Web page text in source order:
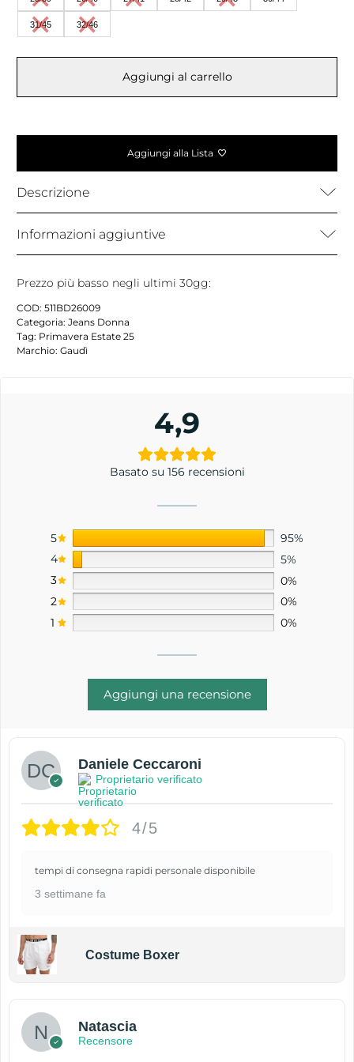
31/45 32/46
Aggiungi al carrello
Aggiungi alla Lista
Descrizione
Informazioni aggiuntive
Prezzo più basso negli ultimi 30gg:
COD: 511BD26009
Categoria: Jeans Donna
Tag: Primavera Estate 25
Marchio: Gaudì
4,9
Basato su 156 recensioni
5
95%
4
5%
3
0%
2
0%
1
0%
Aggiungi una recensione
Daniele Ceccaroni
Proprietario verificato
4/5
tempi di consegna rapidi personale disponibile
3 settimane fa
Costume Boxer
Natascia
Recensore